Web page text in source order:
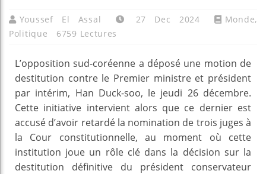
Youssef El Assal 27 Dec 2024 Monde,
Politique
6759 Lectures
L’opposition sud-coréenne a déposé une motion de
destitution contre le Premier ministre et président
par intérim, Han Duck-soo, le jeudi 26 décembre.
Cette initiative intervient alors que ce dernier est
accusé d’avoir retardé la nomination de trois juges à
la Cour constitutionnelle, au moment où cette
institution joue un rôle clé dans la décision sur la
destitution définitive du président conservateur